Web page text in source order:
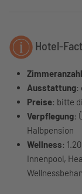
Hotel-
Zimmeranzahl
Ausstattung:
Preise: bitte
Verpflegung:
Halbpension
Wellness:
Innenpool,